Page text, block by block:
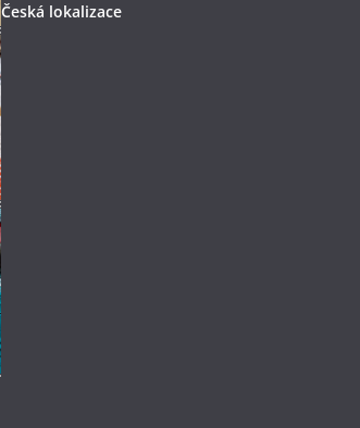
Česká lokalizace